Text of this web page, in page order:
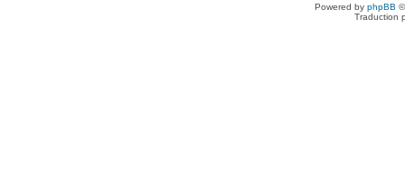
Powered by phpBB
Traduction